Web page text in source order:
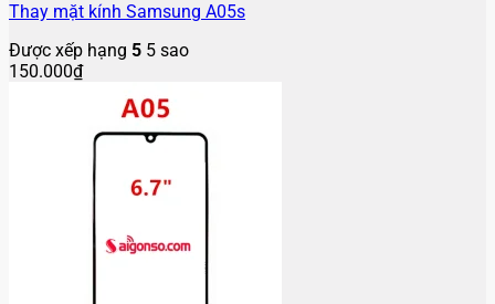
Thay mặt kính Samsung A05s
Được xếp hạng 5 5 sao
150.000₫